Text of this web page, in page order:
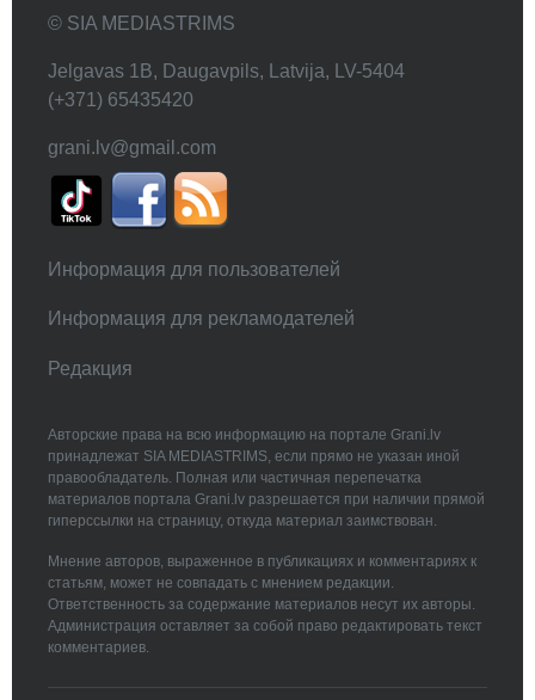
© SIA MEDIASTRIMS
Jelgavas 1B, Daugavpils, Latvija, LV-5404
(+371) 65435420
grani.lv@gmail.com
Информация для пользователей
Информация для рекламодателей
Редакция
Авторские права на всю информацию на портале Grani.lv
принадлежат SIA MEDIASTRIMS, если прямо не указан иной
правообладатель. Полная или частичная перепечатка
материалов портала Grani.lv разрешается при наличии прямой
гиперссылки на страницу, откуда материал заимствован.
Мнение авторов, выраженное в публикациях и комментариях к
статьям, может не совпадать с мнением редакции.
Ответственность за содержание материалов несут их авторы.
Администрация оставляет за собой право редактировать текст
комментариев.